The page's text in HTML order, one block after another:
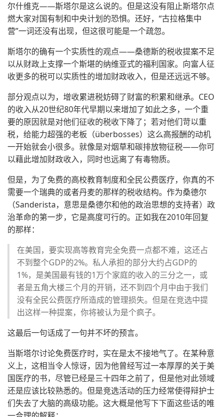
尔什维克——斯塔尔是这么说的。但是这没有阻止斯塔尔点
燃大家对国有制和中央计划的恐惧。还好，“古拉格集中
营”一词还没有出现，但这很可能是一个疏忽。
斯塔尔的确有一个实质性的观点——桑德斯的税收提案不足
以从财政上支撑一个斯堪的纳维亚式的福利国家。向富人征
收更多的税可以实质性的增加财政收入，但是还远远不够。
部分观点以为，增收累进税妨碍了财富的积累和继承。CEO
的收入从20世纪80年代早期以来增加了如此之多，一个重
要的原因就是对他们征收的税收下降了；若对他们苛以重
税，给能力超强的老板（überbosses）这么高报酬的动机
一开始就会小很多。就像是对烟草和碳排放物征税——你可
以藉此增加财政收入，同时也远离了有毒物质。
但是，为了免费的高校教育制度和全民公费医疗，你真的不
需要一个瑞典的或者丹麦的那样的税收结构。作为桑德尔
（Sanderista，意思是桑德尔和他的政治思想的支持者）政
治革命的第一步，它是高度可行的。正如我在2010年回复
的那样：
在美国，要实现高等教育完全免费一点都不难，这还占
不到整个GDP的2%。私人承担的部分大约占GDP的
1%，是美国最有钱的1万个家庭的收入的三分之一，或
者是五角大楼三个月的开销，还不到四个月中由于我们
没有全民公费医疗所造成的管理损失。但是在竞选中提
出这样一种提案，你将被认为是个疯子。
这最后一句话成了一句并不坏的预言。
当斯塔尔讨论免费医疗时，实在是太不接地气了。在某种意
义上，这相当令人惊讶，因为他曾经写过一本厚厚的关于美
国医疗的书，尽管已经是三十四年之前了，但是他对此领域
还是应该比较熟悉的。但是竞选活动的压力经常使得辩护士
们失去了大脑的高级功能。这大概是他写下下面这些话的唯